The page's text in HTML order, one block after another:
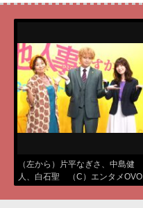
（左から）片平なぎさ、中島健
人、白石聖 （C）エンタメOVO